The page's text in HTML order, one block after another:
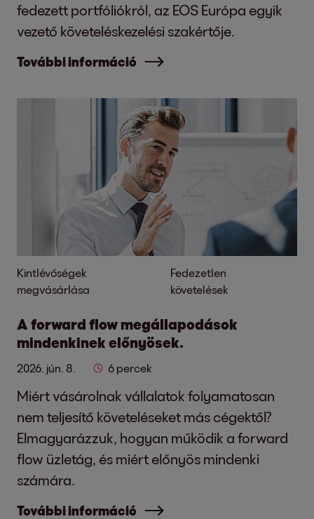
fedezett portfóliókról, az EOS Európa egyik
vezető követeléskezelési szakértője.
További információ
Kintlévőségek
megvásárlása
Fedezetlen
követelések
A forward flow megállapodások
mindenkinek előnyösek.
2026. jún. 8. 6 percek
Miért vásárolnak vállalatok folyamatosan
nem teljesítő követeléseket más cégektől?
Elmagyarázzuk, hogyan működik a forward
flow üzletág, és miért előnyös mindenki
számára.
További információ